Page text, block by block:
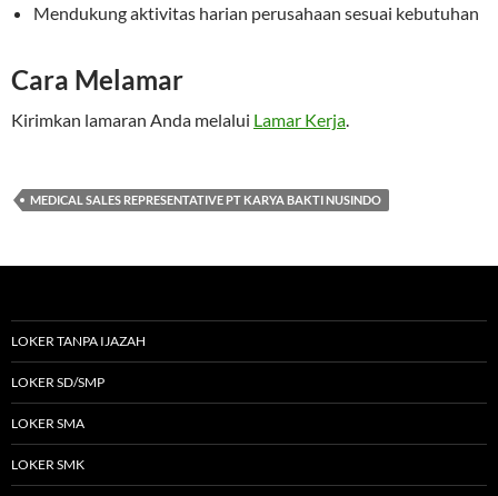
Mendukung aktivitas harian perusahaan sesuai kebutuhan
Cara Melamar
Kirimkan lamaran Anda melalui Lamar Kerja.
MEDICAL SALES REPRESENTATIVE PT KARYA BAKTI NUSINDO
LOKER TANPA IJAZAH
LOKER SD/SMP
LOKER SMA
LOKER SMK